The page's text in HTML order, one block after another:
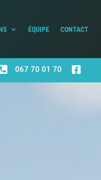
ÉQUIPE CONTACT
 067 70 01 70 